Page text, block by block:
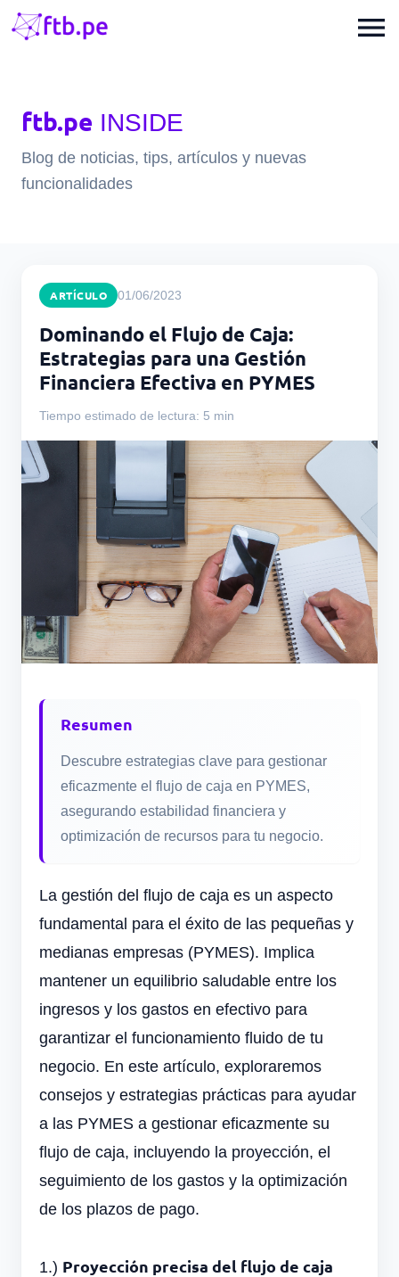
menu
ftb.pe INSIDE
Blog de noticias, tips, artículos y nuevas
funcionalidades
ARTÍCULO 01/06/2023
Dominando el Flujo de Caja:
Estrategias para una Gestión
Financiera Efectiva en PYMES
Tiempo estimado de lectura: 5 min
Resumen
Descubre estrategias clave para gestionar
eficazmente el flujo de caja en PYMES,
asegurando estabilidad financiera y
optimización de recursos para tu negocio.
La gestión del flujo de caja es un aspecto
fundamental para el éxito de las pequeñas y
medianas empresas (PYMES). Implica
mantener un equilibrio saludable entre los
ingresos y los gastos en efectivo para
garantizar el funcionamiento fluido de tu
negocio. En este artículo, exploraremos
consejos y estrategias prácticas para ayudar
a las PYMES a gestionar eficazmente su
flujo de caja, incluyendo la proyección, el
seguimiento de los gastos y la optimización
de los plazos de pago.
1.) Proyección precisa del flujo de caja